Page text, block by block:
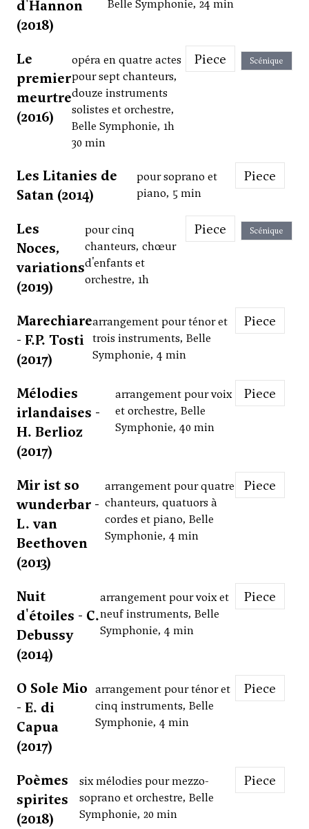
d'Hannon
(2018)
Belle Symphonie, 24 min
Le
premier
meurtre
(2016)
opéra en quatre actes
pour sept chanteurs,
douze instruments
solistes et orchestre,
Belle Symphonie, 1h
30 min
Piece Scénique
Les Litanies de
Satan (2014)
pour soprano et
piano, 5 min
Piece
Les
Noces,
variations
(2019)
pour cinq
chanteurs, chœur
d'enfants et
orchestre, 1h
Piece Scénique
Marechiare
- F.P. Tosti
(2017)
arrangement pour ténor et
trois instruments, Belle
Symphonie, 4 min
Piece
Mélodies
irlandaises -
H. Berlioz
(2017)
arrangement pour voix
et orchestre, Belle
Symphonie, 40 min
Piece
Mir ist so
wunderbar -
L. van
Beethoven
(2013)
arrangement pour quatre
chanteurs, quatuors à
cordes et piano, Belle
Symphonie, 4 min
Piece
Nuit
d'étoiles - C.
Debussy
(2014)
arrangement pour voix et
neuf instruments, Belle
Symphonie, 4 min
Piece
O Sole Mio
- E. di
Capua
(2017)
arrangement pour ténor et
cinq instruments, Belle
Symphonie, 4 min
Piece
Poèmes
spirites
(2018)
six mélodies pour mezzo-
soprano et orchestre, Belle
Symphonie, 20 min
Piece